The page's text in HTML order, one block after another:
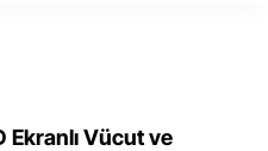
Ekranlı Vücut ve